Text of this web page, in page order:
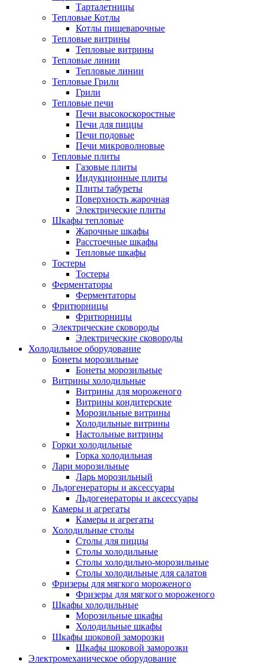
Тарталетницы
Тепловые Котлы
Котлы пищеварочные
Тепловые витрины
Тепловые витрины
Тепловые линии
Тепловые линии
Тепловые Грили
Грили
Тепловые печи
Печи высокоскоростные
Печи для пиццы
Печи подовые
Печи микроволновые
Тепловые плиты
Газовые плиты
Индукционные плиты
Плиты табуреты
Поверхность жарочная
Электрические плиты
Шкафы тепловые
Жарочные шкафы
Расстоечные шкафы
Тепловые шкафы
Тостеры
Тостеры
Ферментаторы
Ферментаторы
Фритюрницы
Фритюрницы
Электрические сковороды
Электрические сковороды
Холодильное оборудование
Бонеты морозильные
Бонеты морозильные
Витрины холодильные
Витрины для мороженого
Витрины кондитерские
Морозильные витрины
Холодильные витрины
Настольные витрины
Горки холодильные
Горка холодильная
Лари морозильные
Ларь морозильный
Льдогенераторы и аксессуары
Льдогенераторы и аксессуары
Камеры и агрегаты
Камеры и агрегаты
Холодильные столы
Столы для пиццы
Столы холодильные
Столы холодильно-морозильные
Столы холодильные для салатов
Фризеры для мягкого мороженого
Фризеры для мягкого мороженого
Шкафы холодильные
Mорозильные шкафы
Холодильные шкафы
Шкафы шоковой заморозки
Шкафы шоковой заморозки
Электромеханическое оборудование